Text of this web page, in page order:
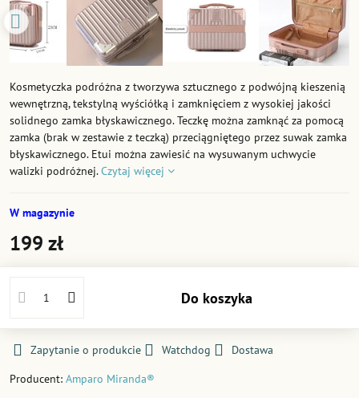
Kosmetyczka podróżna z tworzywa sztucznego z podwójną kieszenią
wewnętrzną, tekstylną wyściółką i zamknięciem z wysokiej jakości
solidnego zamka błyskawicznego. Teczkę można zamknąć za pomocą
zamka (brak w zestawie z teczką) przeciągniętego przez suwak zamka
błyskawicznego. Etui można zawiesić na wysuwanym uchwycie
walizki podróżnej.Czytaj więcej
W magazynie
199 zł
Do koszyka
Zapytanie o produkcie Watchdog
Dostawa
Producent: Amparo Miranda®